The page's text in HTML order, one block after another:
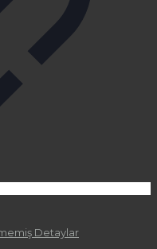
Detaylar